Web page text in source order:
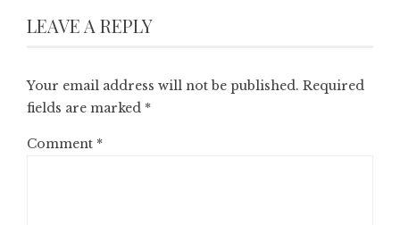
LEAVE A REPLY
Your email address will not be published. Required
fields are marked *
Comment *